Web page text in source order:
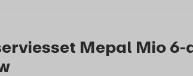
Mepal Mio 6-